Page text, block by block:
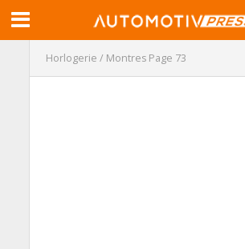
Horlogerie / Montres Page 73